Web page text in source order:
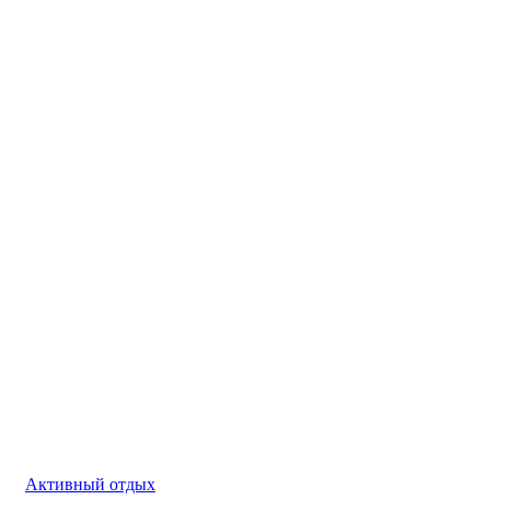
Активный отдых